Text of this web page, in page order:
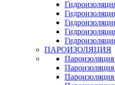
ПАРОИЗОЛЯЦИЯ